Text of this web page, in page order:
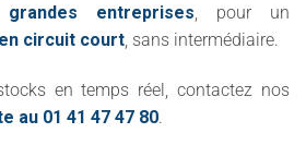
grandes entreprises, pour un
circuit court, sans intermédiaire.
en temps réel, contactez nos
au 01 41 47 47 80.